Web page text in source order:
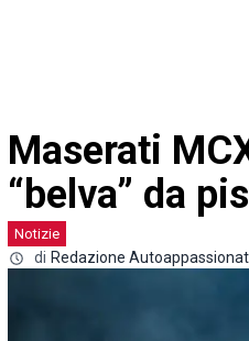
Maserati
“belva” da
Notizie
di Redazione